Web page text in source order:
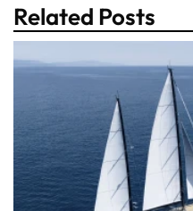
Related Posts